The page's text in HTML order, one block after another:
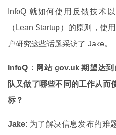
InfoQ 就如何使用反馈技术
（Lean Startup）的原则，使
户研究这些话题采访了 Jake。
InfoQ ：网站 gov.uk 期望达
队又做了哪些不同的工作从而
标？
Jake: 为了解决信息发布的难